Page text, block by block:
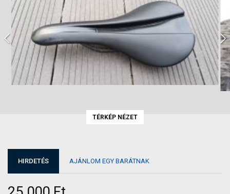
TÉRKÉP NÉZET
HIRDETÉS AJÁNLOM EGY BARÁTNAK